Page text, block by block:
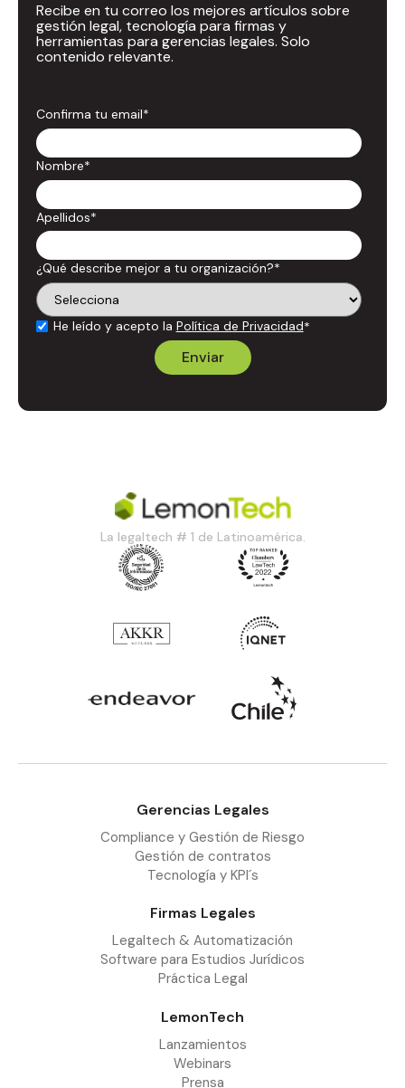
Recibe en tu correo los mejores artículos sobre
gestión legal, tecnología para firmas y
herramientas para gerencias legales. Solo
contenido relevante.
Confirma tu email*
Nombre*
Apellidos*
¿Qué describe mejor a tu organización?*
He leído y acepto la Política de Privacidad*
La legaltech # 1 de Latinoamérica.
Gerencias Legales
Compliance y Gestión de Riesgo
Gestión de contratos
Tecnología y KPI´s
Firmas Legales
Legaltech & Automatización
Software para Estudios Jurídicos
Práctica Legal
LemonTech
Lanzamientos
Webinars
Prensa